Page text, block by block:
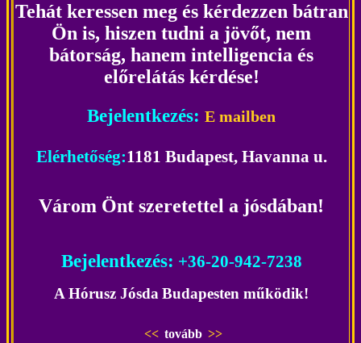
Tehát keressen meg és kérdezzen bátran
Ön is, hiszen tudni a jövőt, nem
bátorság, hanem intelligencia és
előrelátás kérdése!
Bejelentkezés: E mailben
Elérhetőség:1181 Budapest, Havanna u.
Várom Önt szeretettel a jósdában!
Bejelentkezés: +36-20-942-7238
A Hórusz Jósda Budapesten működik!
<< tovább >>